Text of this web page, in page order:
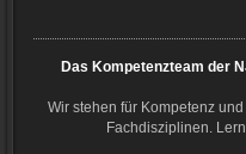
Das Kompetenzteam der
Wir stehen für Kompetenz
Fachdisziplinen.